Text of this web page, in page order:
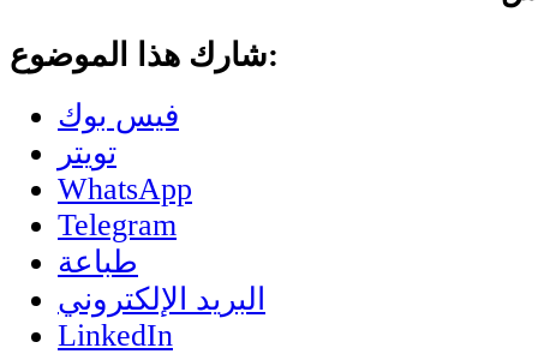
شارك هذا الموضوع:
فيس بوك
تويتر
WhatsApp
Telegram
طباعة
البريد الإلكتروني
LinkedIn